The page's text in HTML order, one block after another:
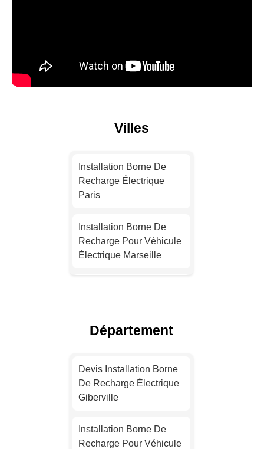
Villes
Installation Borne De
Recharge Électrique
Paris
Installation Borne De
Recharge Pour Véhicule
Électrique Marseille
Toulouse
Nice
Département
Devis Installation Borne
De Recharge Électrique
Giberville
Installation Borne De
Recharge Pour Véhicule